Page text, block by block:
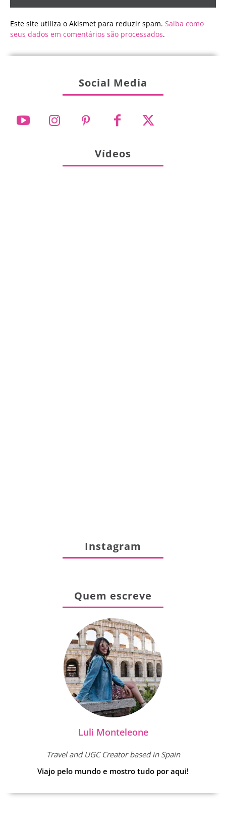
Este site utiliza o Akismet para reduzir spam. Saiba como
seus dados em comentários são processados.
Social Media
Vídeos
Instagram
Quem escreve
Luli Monteleone
Travel and UGC Creator based in Spain
Viajo pelo mundo e mostro tudo por aqui!